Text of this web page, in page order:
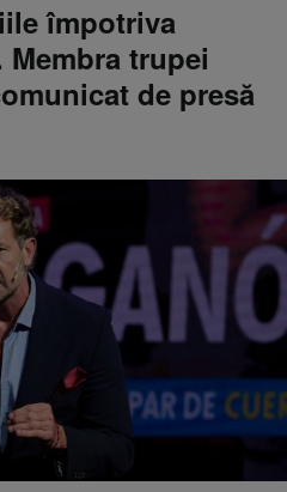
împotriva
trupei
de presă